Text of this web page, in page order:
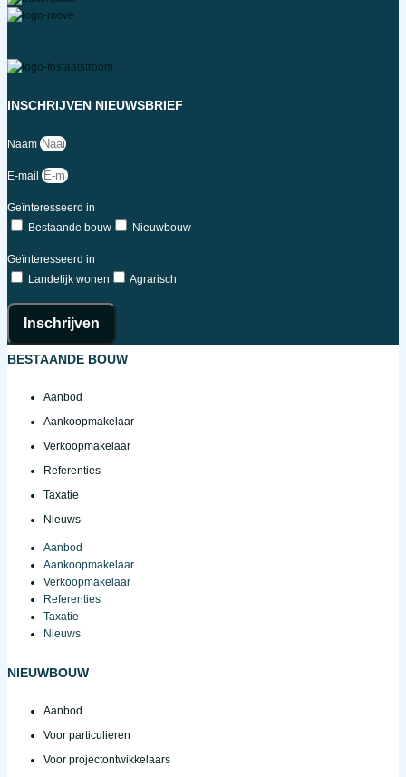
INSCHRIJVEN NIEUWSBRIEF
Naam
E-mail
Geïnteresseerd in
Bestaande bouw
Nieuwbouw
Geïnteresseerd in
Landelijk wonen
Agrarisch
Inschrijven
BESTAANDE BOUW
Aanbod
Aankoopmakelaar
Verkoopmakelaar
Referenties
Taxatie
Nieuws
Aanbod
Aankoopmakelaar
Verkoopmakelaar
Referenties
Taxatie
Nieuws
NIEUWBOUW
Aanbod
Voor particulieren
Voor projectontwikkelaars